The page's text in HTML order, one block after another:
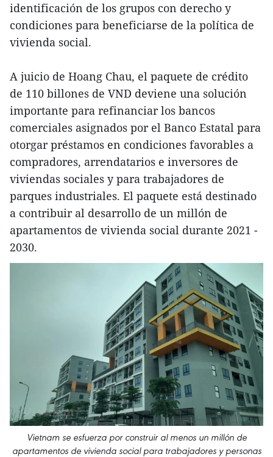
identificación de los grupos con derecho y
condiciones para beneficiarse de la política de
vivienda social.
A juicio de Hoang Chau, el paquete de crédito
de 110 billones de VND deviene una solución
importante para refinanciar los bancos
comerciales asignados por el Banco Estatal para
otorgar préstamos en condiciones favorables a
compradores, arrendatarios e inversores de
viviendas sociales y para trabajadores de
parques industriales. El paquete está destinado
a contribuir al desarrollo de un millón de
apartamentos de vivienda social durante 2021 -
2030.
Vietnam se esfuerza por construir al menos un millón de
apartamentos de vivienda social para trabajadores y personas